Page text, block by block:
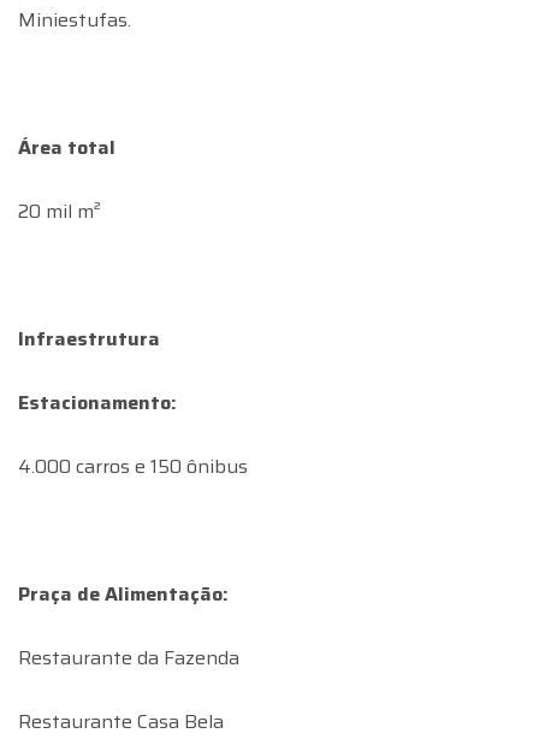
Miniestufas.
Área total
20 mil m²
Infraestrutura
Estacionamento:
4.000 carros e 150 ônibus
Praça de Alimentação:
Restaurante da Fazenda
Restaurante Casa Bela